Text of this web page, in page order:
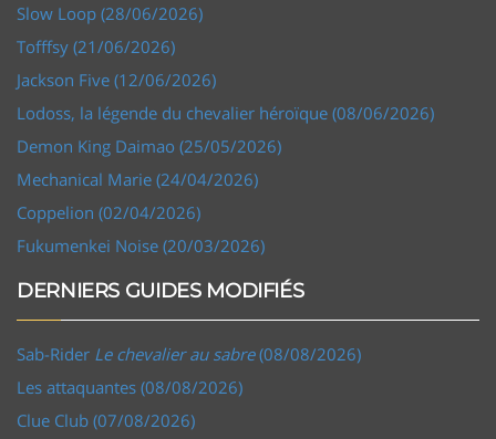
Slow Loop (28/06/2026)
Tofffsy (21/06/2026)
Jackson Five (12/06/2026)
Lodoss, la légende du chevalier héroïque (08/06/2026)
Demon King Daimao (25/05/2026)
Mechanical Marie (24/04/2026)
Coppelion (02/04/2026)
Fukumenkei Noise (20/03/2026)
DERNIERS GUIDES MODIFIÉS
Sab-Rider Le chevalier au sabre(08/08/2026)
Les attaquantes (08/08/2026)
Clue Club (07/08/2026)